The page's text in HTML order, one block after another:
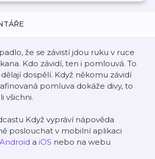
že se závistí jdou ruku v ruce
Kdo závidí, ten i pomlouvá. To
dospělí. Když někomu závidí
pomluva dokáže divy, to
všichni.
Když vypráví nápověda
poslouchat v mobilní aplikaci
Android a iOS nebo na webu